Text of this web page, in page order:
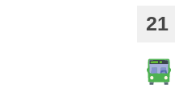
21